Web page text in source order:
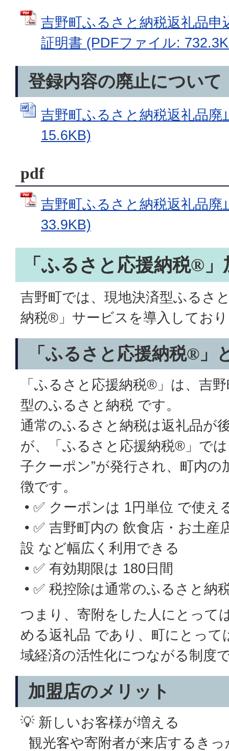
吉野町ふるさと納税返礼品申
証明書 (PDFファイル:
登録内容の廃止について
吉野町ふるさと納税返礼品廃
15.6KB)
pdf
吉野町ふるさと納税返礼品
33.9KB)
「ふるさと応援納税®
吉野町では、現地決済型ふるさ
納税®」サービスを導入してお
「ふるさと応援納税®」
「ふるさと応援納税®」は、吉
型のふるさと納税 です。
通常のふるさと納税は返礼品が
が、「ふるさと応援納税®」で
子クーポン”が発行され、町内
徴です。
• ✅ クーポンは 1円単位 で使え
• ✅ 吉野町内の 飲食店・お土産
設 など幅広く利用できる
• ✅ 有効期限は 180日間
• ✅ 税控除は通常のふるさと納
つまり、寄附をした人にとって
める返礼品 であり、町にとって
域経済の活性化につながる制度
加盟店のメリット
💡 新しいお客様が増える
観光客や寄附者が来店するき